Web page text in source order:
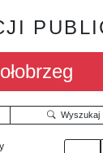
Wyszukaj